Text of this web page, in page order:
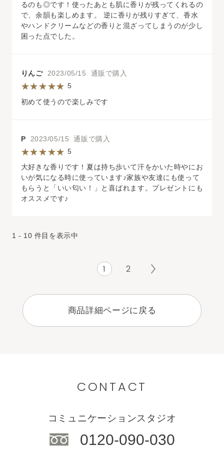
るのも◎です！使ったあとも肌に香りが残ってくれるの
で、余韻も楽しめます。 逆に香りが残りすぎて、香水
やハンドクリームなどの香りと混ざってしまうのが少し
困った点でした。
りんご 2023/05/15 通販で購入
5
初めて使うので楽しみです
P 2023/05/15 通販で購入
5
大好きな香りです！夏は持ち歩いて汗をかいた時やにお
いが気になる時に使っています♪家族や友達にも使って
もらうと「いい匂い！」と喜ばれます。プレゼントにも
オススメです♪
1 - 10 件目を表示中
1 2
商品詳細ページに戻る
CONTACT
コミュニケーションスタジオ
0120-090-030